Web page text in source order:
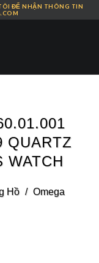
ĐỂ NHẬN THÔNG TIN
QUARTZ
WATCH
Hồ / Omega